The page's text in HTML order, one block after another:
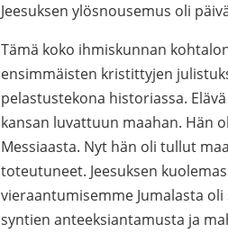
Jeesuksen ylösnousemus oli
Tämä koko ihmiskunnan
ensimmäisten kristittyjen
pelastustekona historiassa.
kansan luvattuun maahan. Hän
Messiaasta. Nyt hän oli tullut
toteutuneet. Jeesuksen
vieraantumisemme Jumalasta
syntien anteeksiantamusta ja